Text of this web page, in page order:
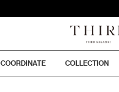
COORDINATE COLLECTION